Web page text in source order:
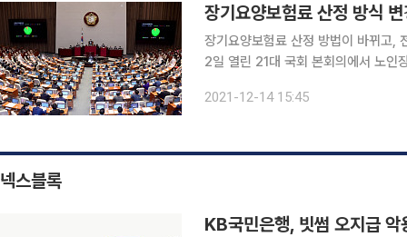
장기요양보험료 산정 방식
장기요양보험료 산정 방법이 바뀌고,
2일 열린 21대 국회 본회의에서 노인장기요양보험법 일부개정법률안이 가결됐다. 개정안에 의하면,
현행법은 건강보험료에 ‘장기요양보
2021-12-14 15:45
넥스블록
KB국민은행, 빗썸 오지급 악